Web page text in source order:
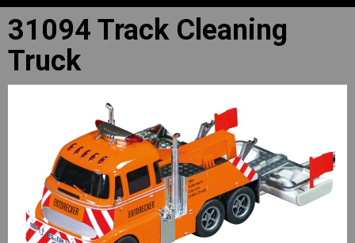
31094 Track Cleaning
Truck